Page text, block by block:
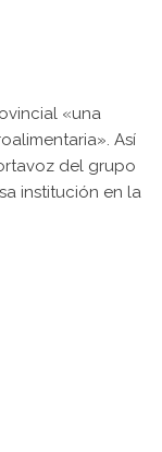
«una
Así
del grupo
institución en la